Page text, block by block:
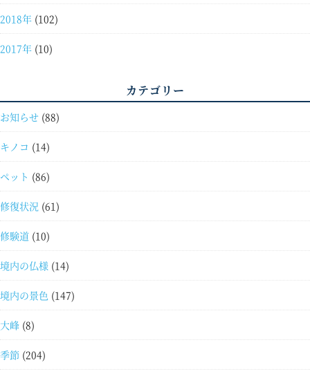
2018年 (102)
2017年 (10)
カテゴリー
お知らせ (88)
キノコ (14)
ペット (86)
修復状況 (61)
修験道 (10)
境内の仏様 (14)
境内の景色 (147)
大峰 (8)
季節 (204)